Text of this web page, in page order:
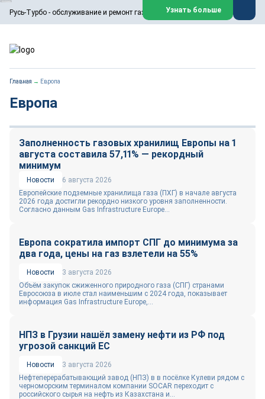
Русь-Турбо - обслуживание и ремонт газовых паровых турбин
ООО «Русь-Турбо» занимается сервисом газовых и паровых
турбин, комплексным ремонтом, восстановлением,
техническим обслуживанием оборудования ТЭС,
работают на нефтегазовых, нефтехимических,
металлургических и других предприятиях.
Реклама. ООО «Русь-Турбо», ИНН 7802588950
Перейти на сайт
Узнать больше
Главная → Европа
Европа
Заполненность газовых хранилищ Европы на 1
августа составила 57,11% — рекордный
минимум
Новости
6 августа 2026
Европейские подземные хранилища газа (ПХГ) в начале августа
2026 года достигли рекордно низкого уровня заполненности.
Согласно данным Gas Infrastructure Europe...
Европа сократила импорт СПГ до минимума за
два года, цены на газ взлетели на 55%
Новости
3 августа 2026
Объём закупок сжиженного природного газа (СПГ) странами
Евросоюза в июле стал наименьшим с 2024 года, показывает
информация Gas Infrastructure Europe,...
НПЗ в Грузии нашёл замену нефти из РФ под
угрозой санкций ЕС
Новости
3 августа 2026
Нефтеперерабатывающий завод (НПЗ) в в посёлке Кулеви рядом с
черноморским терминалом компании SOCAR переходит с
российского сырья на нефть из Казахстана и...